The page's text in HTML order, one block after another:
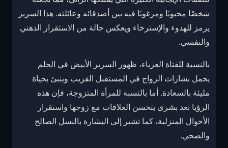
شخصًا محبوبًا ومرغوبًا فيه بين أصدقائه وعائلته. هذا السرير
يرمز للهدوء والإسترخاء ويعكس حالة من الاستقرار الذهني
والنفسي.
بالنسبة للفتاة العزباء، ظهور السرير الأبيض في الحلم
يحمل بشارات الزواج في المستقبل القريب وينبئ بحياة
مليئة بالسعادة. أما بالنسبة للمرأة المتزوجة، فإن هذه
الرؤيا تعد بشرى بتحسن العلاقات مع زوجها واستقرار
الأحوال المنزلية، كما تشير إلى البشارة بالنسل الصالح
والصحي.